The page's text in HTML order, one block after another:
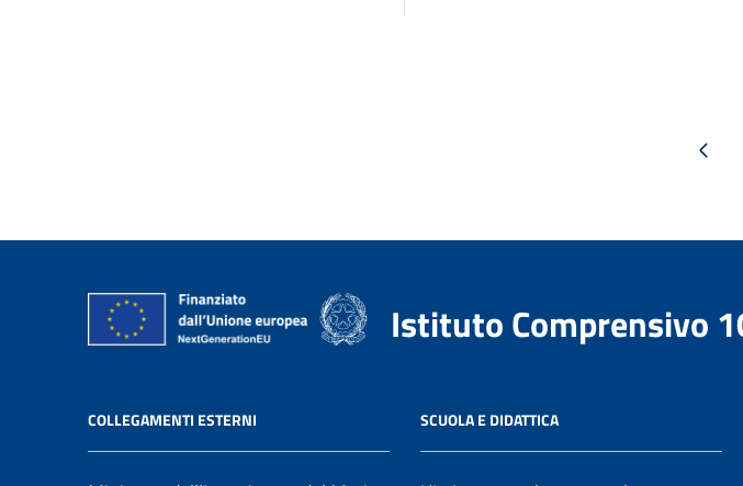
Pagina
Istituto Comprensivo
COLLEGAMENTI ESTERNI SCUOLA E DIDATTICA